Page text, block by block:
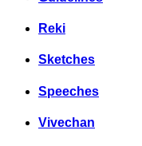
Reki
Sketches
Speeches
Vivechan